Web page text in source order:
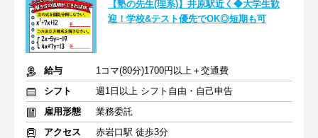
【塾の先生(理系)】井原駅近く◆大学生歓
迎！学校&テスト優先でOK◎短期も可
給与
1コマ(80分)1700円以上＋交通費
シフト
週1日以上 シフト自由・自己申告
雇用形態
業務委託
アクセス
赤岩口駅 徒歩3分